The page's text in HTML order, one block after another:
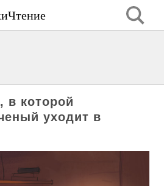
в которой
уходит в